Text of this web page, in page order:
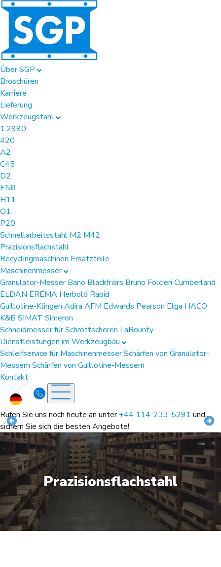
Über SGP
Broschüren
Karriere
Lieferung
Werkzeugstahl
1.2990
420
A2
C45
D2
EN8
H11
O1
P20
Schnellarbeitsstahl M2 M42
Prazisionsflachstahl
Recyclingmaschinen Ersatzteile
Maschinenmesser
Granulator-MesserBano Blackfriars Bruno Folcieri Cumberland
ELDAN EREMA Herbold Rapid
Guillotine-Klingen Adira AFM Edwards Pearson Elga HACO
K&B SIMAT Simeron
Schneidmesser für Schrottscheren LaBounty
Dienstleistungen im Werkzeugbau
Schleifservice für MaschinenmesserSchärfen von Granulator-
Messern Schärfen von Guillotine-Messern
Kontakt
Rufen Sie uns noch heute an unter+44 114-233-5291 und
sichern Sie sich die besten Angebote!
Prazisionsflachstahl